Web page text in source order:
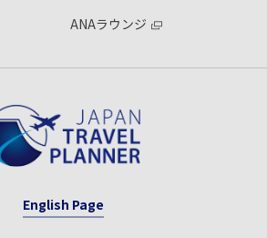
ANAラウンジ
English Page